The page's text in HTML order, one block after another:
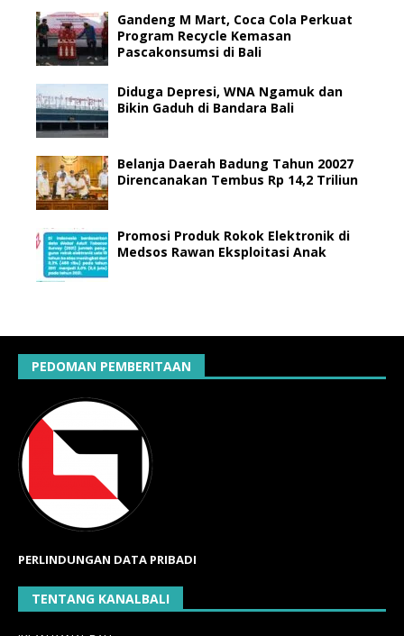
Gandeng M Mart, Coca Cola Perkuat
Program Recycle Kemasan
Pascakonsumsi di Bali
Diduga Depresi, WNA Ngamuk dan
Bikin Gaduh di Bandara Bali
Belanja Daerah Badung Tahun 20027
Direncanakan Tembus Rp 14,2 Triliun
Promosi Produk Rokok Elektronik di
Medsos Rawan Eksploitasi Anak
PEDOMAN PEMBERITAAN
PERLINDUNGAN DATA PRIBADI
TENTANG KANALBALI